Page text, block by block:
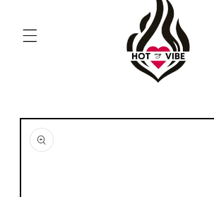
Passa alle
informazioni
sul prodotto